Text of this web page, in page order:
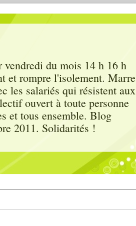
du mois 14 h 16 h
et rompre l'isolement. Marre
les salariés qui résistent aux
ouvert à toute personne
et tous ensemble. Blog
2011. Solidarités !